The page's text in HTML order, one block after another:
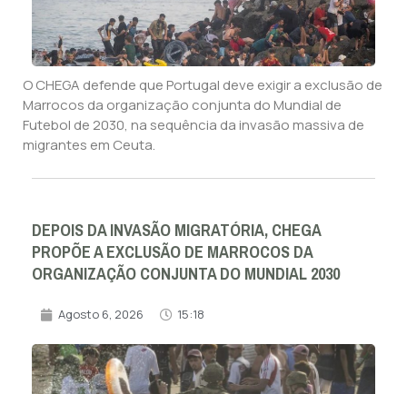
O CHEGA defende que Portugal deve exigir a exclusão de
Marrocos da organização conjunta do Mundial de
Futebol de 2030, na sequência da invasão massiva de
migrantes em Ceuta.
DEPOIS DA INVASÃO MIGRATÓRIA, CHEGA
PROPÕE A EXCLUSÃO DE MARROCOS DA
ORGANIZAÇÃO CONJUNTA DO MUNDIAL 2030
Agosto 6, 2026 15:18